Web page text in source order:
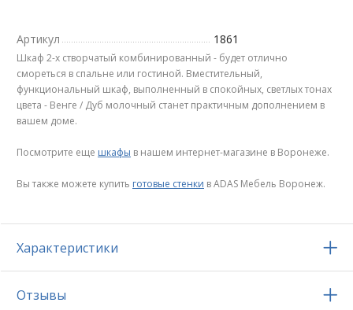
Артикул 1861
Шкаф 2-х створчатый комбинированный - будет отлично
смореться в спальне или гостиной. Вместительный,
функциональный шкаф, выполненный в спокойных, светлых тонах
цвета - Венге / Дуб молочный станет практичным дополнением в
вашем доме.
Посмотрите еще шкафы в нашем интернет-магазине в Воронеже.
Вы также можете купить готовые стенки в ADAS Мебель Воронеж.
Характеристики
Отзывы